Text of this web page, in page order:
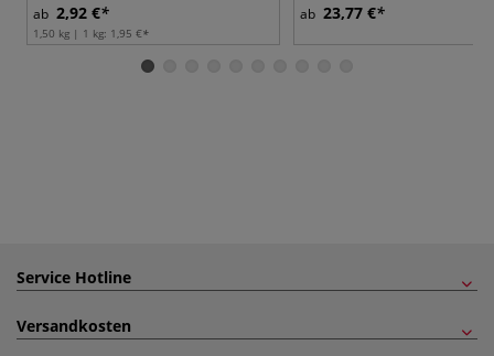
ab 2,92 €
1,50 kg | 1 kg: 1,95 €
ab 23,77 €
Service Hotline
Versandkosten